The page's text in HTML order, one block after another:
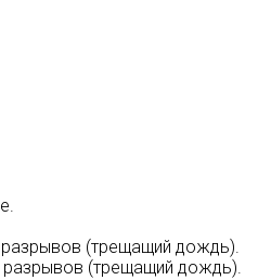
разрывов (трещащий дождь).
разрывов (трещащий дождь).